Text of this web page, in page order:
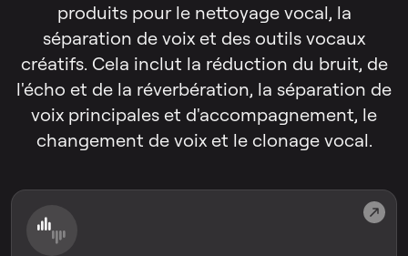
produits pour le nettoyage vocal, la
séparation de voix et des outils vocaux
créatifs. Cela inclut la réduction du bruit, de
l'écho et de la réverbération, la séparation de
voix principales et d'accompagnement, le
changement de voix et le clonage vocal.